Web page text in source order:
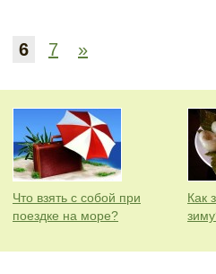
6 7 »
Что взять с собой при
поездке на море?
Как